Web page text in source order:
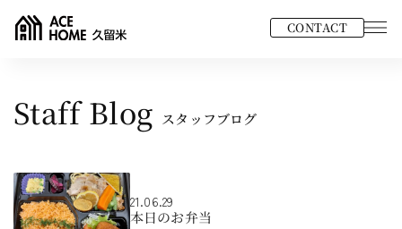
CONTACT
Staff Blog スタッフブログ
21.06.29
本日のお弁当